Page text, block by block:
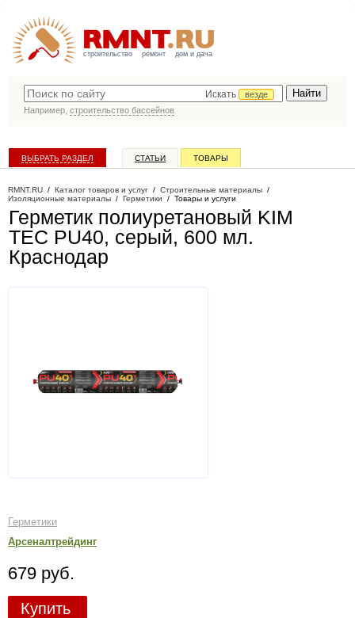
строительство ремонт дом и дача
Искать
везде
Например, строительство бассейнов
ВЫБРАТЬ РАЗДЕЛ СТАТЬИ ТОВАРЫ
RMNT.RU / Каталог товаров и услуг / Строительные материалы /
Изоляционные материалы / Герметики / Товары и услуги
Герметик полиуретановый KIM
TEC PU40, серый, 600 мл.
Краснодар
Герметики
Арсеналтрейдинг
679 руб.
Купить